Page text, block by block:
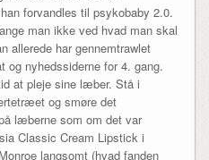
forvandles til psykobaby 2.0.
man ikke ved hvad man skal
allerede har gennemtrawlet
og nyhedssiderne for 4. gang.
at pleje sine læber. Stå i
og smøre det
læberne som om det var
Classic Cream Lipstick i
langsomt (hvad fanden